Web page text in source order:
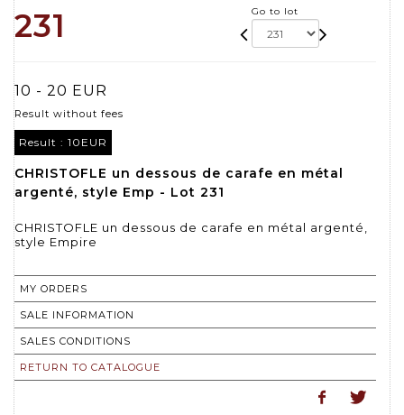
231 Go to lot
10 - 20 EUR
Result without fees
Result : 10EUR
CHRISTOFLE un dessous de carafe en métal
argenté, style Emp - Lot 231
CHRISTOFLE un dessous de carafe en métal argenté,
style Empire
MY ORDERS
SALE INFORMATION
SALES CONDITIONS
RETURN TO CATALOGUE